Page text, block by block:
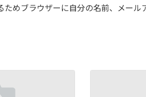
めブラウザーに自分の名前、メール